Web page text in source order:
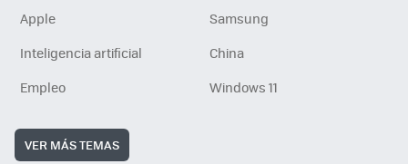
Apple
Samsung
Inteligencia artificial
China
Empleo
Windows 11
VER MÁS TEMAS